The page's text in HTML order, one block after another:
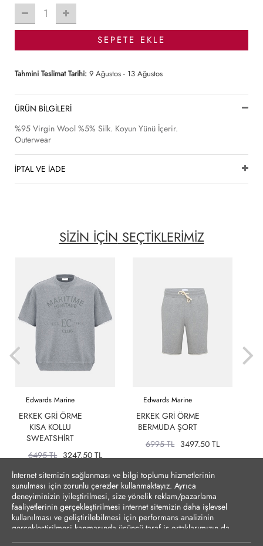
İnternet sitemizin sağlanması ve bilgi toplumu hizmetlerinin
sunulması için zorunlu çerezler kullanmaktayız. Ayrıca
deneyiminizin iyileştirilmesi, size yönelik reklam/pazarlama
faaliyetlerinin gerçekleştirilmesi internet sitemizin daha işlevsel
kullanılması ve geliştirilebilmesi için performans analizinin
gerçekleştirilmesi kapmasında üçüncü taraf iş ortaklarımızın da
1
SEPETE EKLE
Tahmini Teslimat Tarihi: 9 Ağustos - 13 Ağustos
ÜRÜN BİLGİLERİ
%95 Virgin Wool %5% Silk. Koyun Yünü İçerir.
Outerwear
İPTAL VE İADE
SİZİN İÇİN SEÇTİKLERİMİZ
Edwards Marine
ERKEK GRI ÖRME
KISA KOLLU
SWEATSHIRT
6495 TL 3247.50 TL
Edwards Marine
ERKEK GRI ÖRME
BERMUDA ŞORT
6995 TL 3497.50 TL